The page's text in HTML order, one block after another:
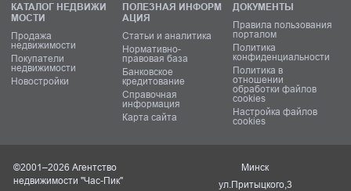
КАТАЛОГ НЕДВИЖИ
МОСТИ
Продажа
недвижимости
Покупатели
недвижимости
Новостройки
ПОЛЕЗНАЯ ИНФОРМ
АЦИЯ
Статьи и аналитика
Нормативно-
правовая база
Банковское
кредитование
Справочная
информация
Карта сайта
ДОКУМЕНТЫ
Правила пользования
порталом
Политика
конфиденциальности
Политика в
отношении
обработки файлов
cookies
Настройка файлов
cookies
©2001–2026 Агентство
недвижимости "Час-Пик"
Минск
ул.Притыцкого,3